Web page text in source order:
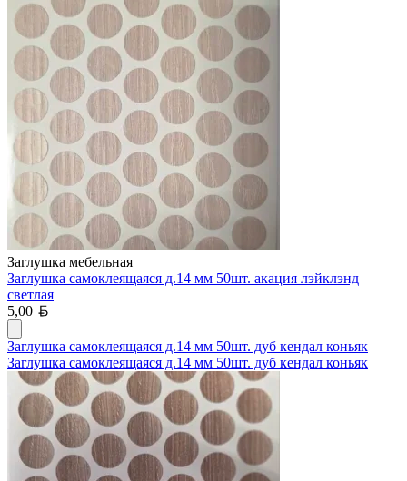
Заглушка мебельная
Заглушка самоклеящаяся д.14 мм 50шт. акация лэйклэнд
светлая
5,00
Заглушка самоклеящаяся д.14 мм 50шт. дуб кендал коньяк
Заглушка самоклеящаяся д.14 мм 50шт. дуб кендал коньяк